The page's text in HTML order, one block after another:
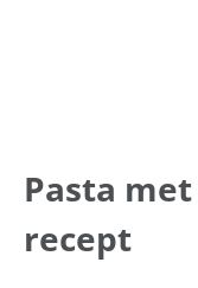
Pasta
recept